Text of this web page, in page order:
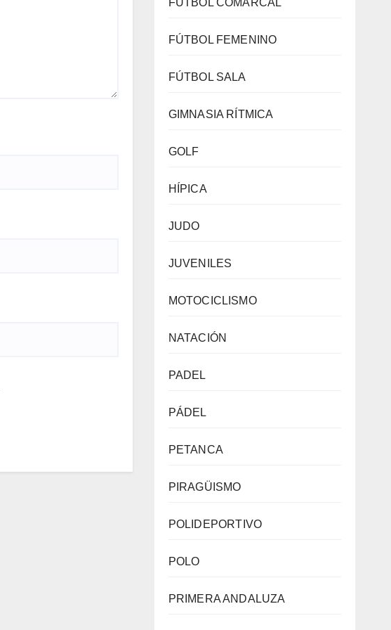
FÚTBOL COMARCAL
FÚTBOL FEMENINO
FÚTBOL SALA
GIMNASIA RÍTMICA
GOLF
HÍPICA
JUDO
JUVENILES
MOTOCICLISMO
NATACIÓN
PADEL
PÁDEL
PETANCA
PIRAGÜISMO
POLIDEPORTIVO
POLO
PRIMERA ANDALUZA